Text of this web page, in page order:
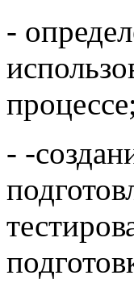
-
процессе;
- -